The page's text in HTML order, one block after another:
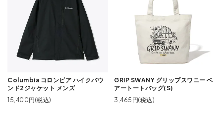
Columbia コロンビア ハイクバウ
ンド2ジャケット メンズ
15,400円(税込)
GRIP SWANY グリップスワニー ベ
アートートバッグ(S)
3,465円(税込)